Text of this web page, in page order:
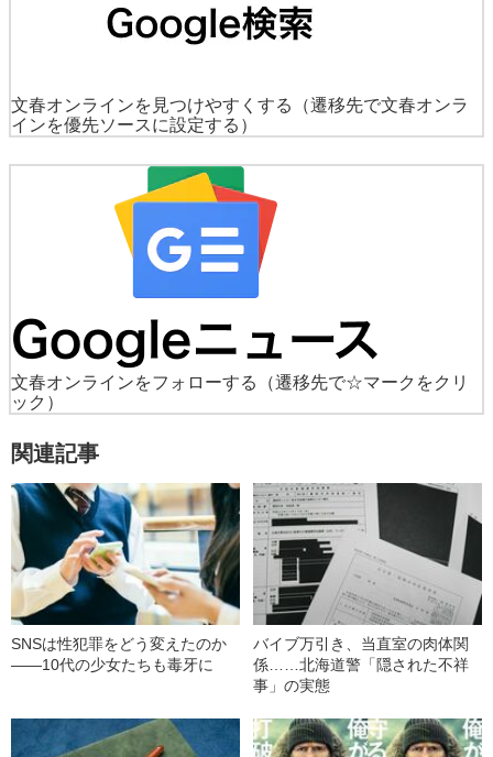
文春オンラインを見つけやすくする
（遷移先で文春オンラ
インを優先ソースに設定する）
文春オンラインをフォローする
（遷移先で☆マークをクリ
ック）
関連記事
SNSは性犯罪をどう変えたのか
――10代の少女たちも毒牙に
バイブ万引き、当直室の肉体関
係……北海道警「隠された不祥
事」の実態